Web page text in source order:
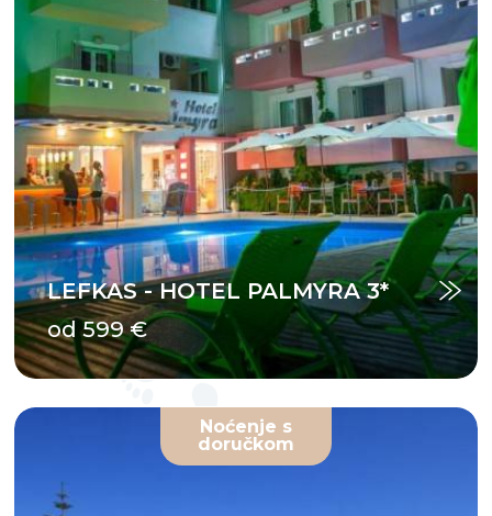
LEFKAS - HOTEL PALMYRA 3*
od 599 €
Noćenje s
doručkom